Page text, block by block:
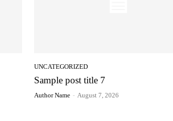
UNCATEGORIZED
Sample post title 7
Author Name - August 7, 2026